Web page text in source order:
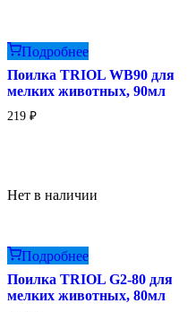
Подробнее
Поилка TRIOL WB90 для
мелких животных, 90мл
219 ₽
Нет в наличии
Подробнее
Поилка TRIOL G2-80 для
мелких животных, 80мл